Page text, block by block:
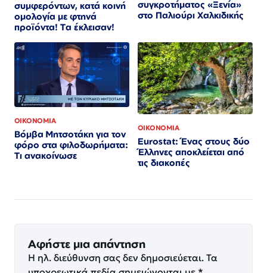
συμφερόντων, κατά κοινή
ομολογία με φτηνά
προϊόντα! Τα έκλεισαν!
συγκροτήματος «Ξενία»
στο Παλιούρι Χαλκιδικής
ΟΙΚΟΝΟΜΙΑ
Βόμβα Μητσοτάκη για τον
φόρο στα φιλοδωρήματα:
Τι ανακοίνωσε
ΟΙΚΟΝΟΜΙΑ
Eurostat: Ένας στους δύο
Έλληνες αποκλείεται από
τις διακοπές
Αφήστε μια απάντηση
Η ηλ. διεύθυνση σας δεν δημοσιεύεται. Τα